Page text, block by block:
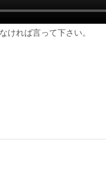
ければ言って下さい。